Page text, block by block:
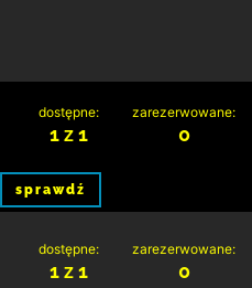
dostępne:
1 z 1
zarezerwowane:
0
sprawdź
dostępne:
1 z 1
zarezerwowane:
0